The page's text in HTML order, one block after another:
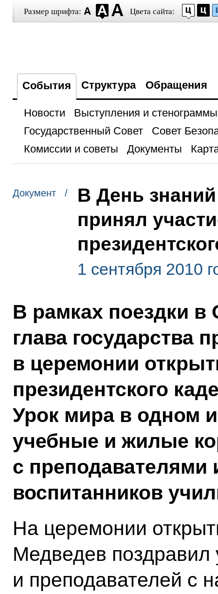
Размер шрифта: Цвета сайта:
События Структура Обращения
Новости
Выступления и стенограммы
Государственный Совет
Совет
Комиссии и советы
Документы
Документ /
В День
принял
1 сентября 2010
В рамках поездки в
глава государства
в церемонии
президентского
Урок мира в одном
учебные и жилые
с преподавателями
воспитанников
На церемонии
Медведев поздравил
и преподавателей с